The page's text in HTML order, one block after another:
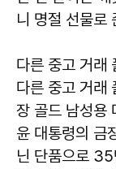
니 명절 선물로
다른 중고 거래
다른 중고 거래
장 골드 남성용
윤 대통령의 금
닌 단품으로